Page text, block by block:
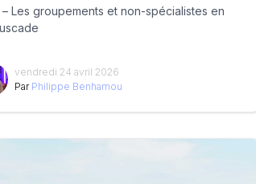
– Les groupements et non-spécialistes en
vendredi 24 avril 2026
Par Philippe Benhamou